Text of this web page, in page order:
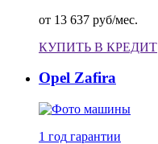
от 13 637 руб/мес.
КУПИТЬ В КРЕДИТ
Opel Zafira
1 год гарантии